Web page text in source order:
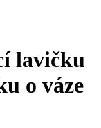
lavičku
o váze